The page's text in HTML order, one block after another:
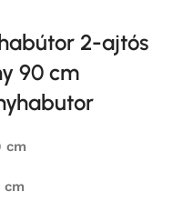
2-ajtós
90 cm
cm
cm